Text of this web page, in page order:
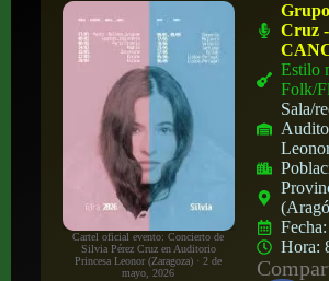
Cartel oficial evento: Concierto de
Silvia Pérez Cruz en Auditorio
Princesa Leonor (Zaragoza) · 2 de
mayo, 2026
Cruz -
Estilo
Folk/
Sala/
Hora: